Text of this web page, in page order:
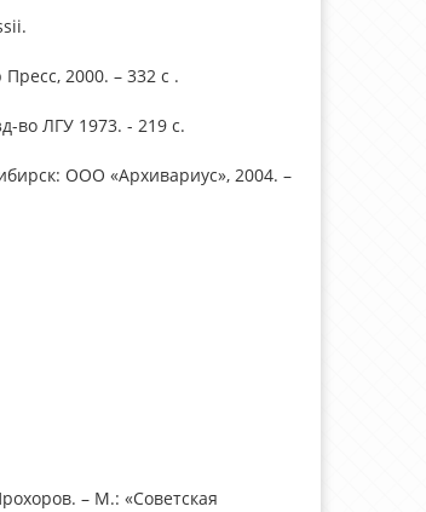
2000. – 332 с .
во ЛГУ 1973. - 219 с.
ООО «Архивариус», 2004. –
– М.: «Советская